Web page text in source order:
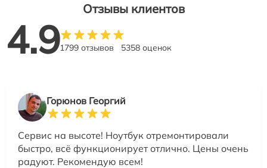
Отзывы клиентов
4.91799 отзывов 5358 оценок
Горюнов Георгий
Сервис на высоте! Ноутбук отремонтировали
быстро, всё функционирует отлично. Цены очень
радуют. Рекомендую всем!